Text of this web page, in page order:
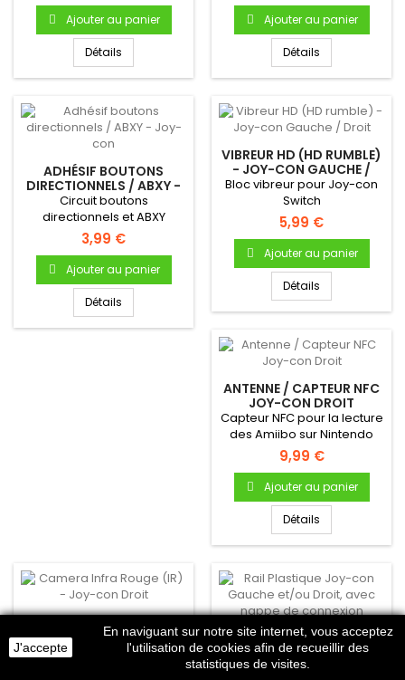
Ajouter au panier
Détails
Ajouter au panier
Détails
ADHÉSIF BOUTONS
DIRECTIONNELS / ABXY -
JOY-CON
Circuit boutons
directionnels et ABXY
(autocollant) pour Joycon
(compatible...
3,99 €
Ajouter au panier
Détails
VIBREUR HD (HD RUMBLE)
- JOY-CON GAUCHE /
DROIT
Bloc vibreur pour Joy-con
Switch
5,99 €
Ajouter au panier
Détails
ANTENNE / CAPTEUR NFC
JOY-CON DROIT
Capteur NFC pour la lecture
des Amiibo sur Nintendo
Switch ! Antenne NFC...
9,99 €
Ajouter au panier
Détails
CAMERA INFRA ROUGE
(IR) - JOY-CON DROIT
Caméra IR Joy-con
RAIL PLASTIQUE JOY-CON
GAUCHE ET/OU DROIT,
AVEC NAPPE DE
Rail de fixation en plastique
J'accepte
En naviguant sur notre site internet, vous acceptez
l'utilisation de cookies afin de recueillir des
statistiques de visites.